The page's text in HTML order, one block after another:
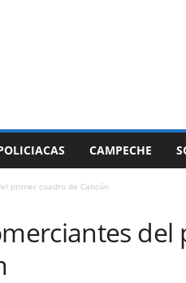
CAMPECHE
primer cuadro de Cancún
del